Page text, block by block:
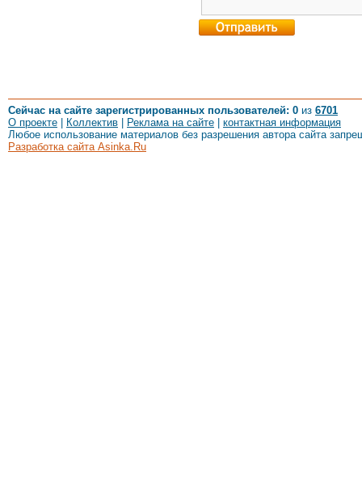
Сейчас на сайте зарегистрированных пользователей: 0 из 6701
О проекте
Коллектив Реклама на сайте
контактная информация
Любое использование материалов без разрешения автора сайта
Разработка сайта Asinka.Ru